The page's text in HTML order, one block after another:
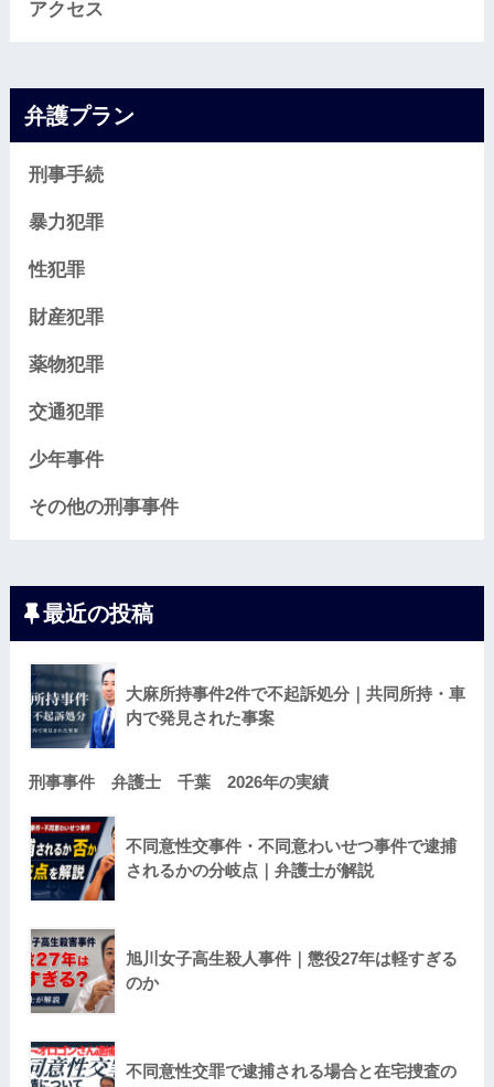
アクセス
弁護プラン
刑事手続
暴力犯罪
性犯罪
財産犯罪
薬物犯罪
交通犯罪
少年事件
その他の刑事事件
最近の投稿
大麻所持事件2件で不起訴処分｜共同所持・車
内で発見された事案
刑事事件 弁護士 千葉 2026年の実績
不同意性交事件・不同意わいせつ事件で逮捕
されるかの分岐点｜弁護士が解説
旭川女子高生殺人事件｜懲役27年は軽すぎる
のか
不同意性交罪で逮捕される場合と在宅捜査の